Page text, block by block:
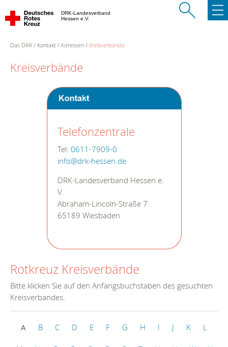
DRK-Landesverband
Hessen e.V.
Das DRK Kontakt Adressen Kreisverbände
Kreisverbände
Telefonzentrale
Tel: 0611-7909-0
info@drk-hessen.de
DRK-Landesverband Hessen e.
V.
Abraham-Lincoln-Straße 7
65189 Wiesbaden
Rotkreuz Kreisverbände
Bitte klicken Sie auf den Anfangsbuchstaben des gesuchten
Kreisverbandes.
A B C D E F G H I J K L